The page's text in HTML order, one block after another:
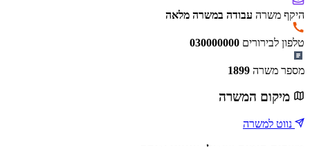
היקף משרה עבודה במשרה מלאה
טלפון לבירורים 030000000
מספר משרה 1899
מיקום המשרה
נווט למשרה